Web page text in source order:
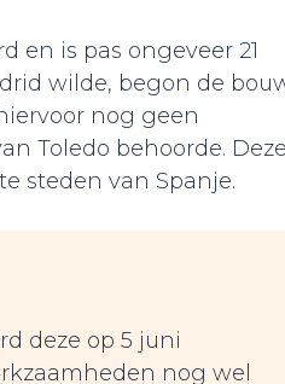
en is pas ongeveer 21
wilde, begon de
nog geen
Toledo behoorde.
steden van Spanje.
deze op 5 juni
nog wel